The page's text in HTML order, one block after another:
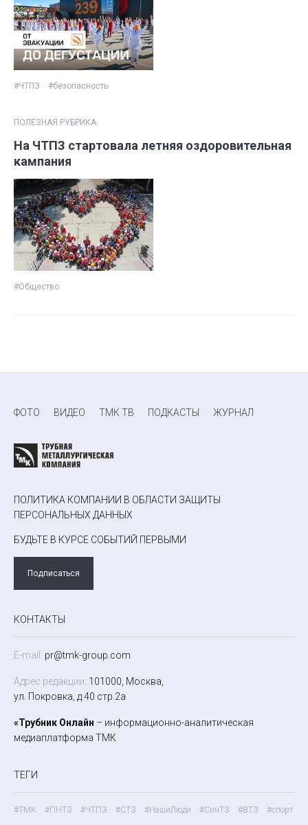
#ЧТПЗ #безопасность
ПОЛЕЗНАЯ РУБРИКА
На ЧТПЗ стартовала летняя оздоровительная
кампания
#Общество
ФОТО ВИДЕО ТМК ТВ ПОДКАСТЫ ЖУРНАЛ
ПОЛИТИКА КОМПАНИИ В ОБЛАСТИ ЗАЩИТЫ
ПЕРСОНАЛЬНЫХ ДАННЫХ
БУДЬТЕ В КУРСЕ СОБЫТИЙ ПЕРВЫМИ
Подписаться
КОНТАКТЫ
E-mail: pr@tmk-group.com
Адрес редакции: 101000, Москва,
ул. Покровка, д.40 стр.2а
«Трубник Онлайн – информационно-аналитическая
медиаплатформа ТМК
ТЕГИ
#ТМК #ПНТЗ #ЧТПЗ #СТЗ #НашиЛюди #СинТЗ #ВТЗ
#спорт